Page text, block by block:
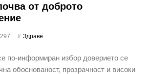
от доброто
297 Здраве
по-информиран избор доверието се
обоснованост, прозрачност и високи